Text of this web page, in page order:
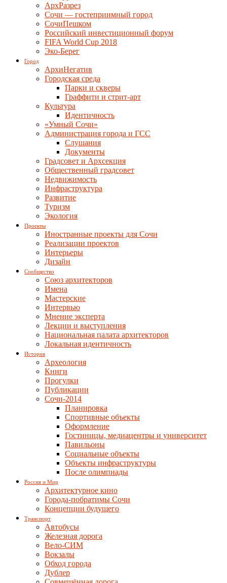
АрхРазрез
Сочи — гостеприимный город
СочиПешком
Российский инвестиционный форум
FIFA World Cup 2018
Эко-Берег
Город
АрхиНегатив
Городская среда
Парки и скверы
Граффити и стрит-арт
Культура
Идентичность
«Умный Сочи»
Администрация города и ГСС
Слушания
Документы
Градсовет и Архсекция
Общественный градсовет
Недвижимость
Инфраструктура
Развитие
Туризм
Экология
Проекты
Иностранные проекты для Сочи
Реализации проектов
Интерьеры
Дизайн
Сообщество
Союз архитекторов
Имена
Мастерские
Интервью
Мнение эксперта
Лекции и выступления
Национальная палата архитекторов
Локальная идентичность
История
Археология
Книги
Прогулки
Публикации
Сочи-2014
Планировка
Спортивные объекты
Оформление
Гостиницы, медиацентры и университет
Павильоны
Социальные объекты
Объекты инфраструктуры
После олимпиады
Россия и Мир
Архитектурное кино
Города-побратимы Сочи
Концепции будущего
Транспорт
Автобусы
Железная дорога
Вело-СИМ
Вокзалы
Обход города
Дублер